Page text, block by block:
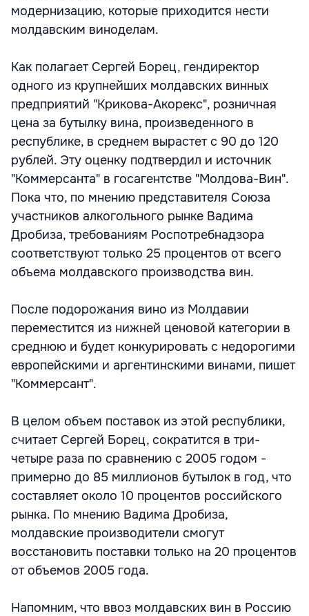
модернизацию, которые приходится нести
молдавским виноделам.
Как полагает Сергей Борец, гендиректор
одного из крупнейших молдавских винных
предприятий "Крикова-Акорекс", розничная
цена за бутылку вина, произведенного в
республике, в среднем вырастет с 90 до 120
рублей. Эту оценку подтвердил и источник
"Коммерсанта" в госагентстве "Молдова-Вин".
Пока что, по мнению представителя Союза
участников алкогольного рынке Вадима
Дробиза, требованиям Роспотребнадзора
соответствуют только 25 процентов от всего
объема молдавского производства вин.
После подорожания вино из Молдавии
переместится из нижней ценовой категории в
среднюю и будет конкурировать с недорогими
европейскими и аргентинскими винами, пишет
"Коммерсант".
В целом объем поставок из этой республики,
считает Сергей Борец, сократится в три-
четыре раза по сравнению с 2005 годом -
примерно до 85 миллионов бутылок в год, что
составляет около 10 процентов российского
рынка. По мнению Вадима Дробиза,
молдавские производители смогут
восстановить поставки только на 20 процентов
от объемов 2005 года.
Напомним, что ввоз молдавских вин в Россию